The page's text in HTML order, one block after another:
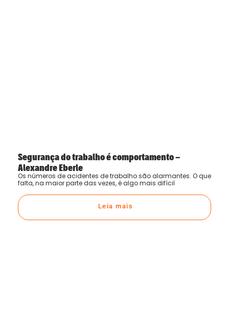
Segurança do trabalho é comportamento –
Alexandre Eberle
Os números de acidentes de trabalho são alarmantes. O que
falta, na maior parte das vezes, é algo mais difícil
Leia mais